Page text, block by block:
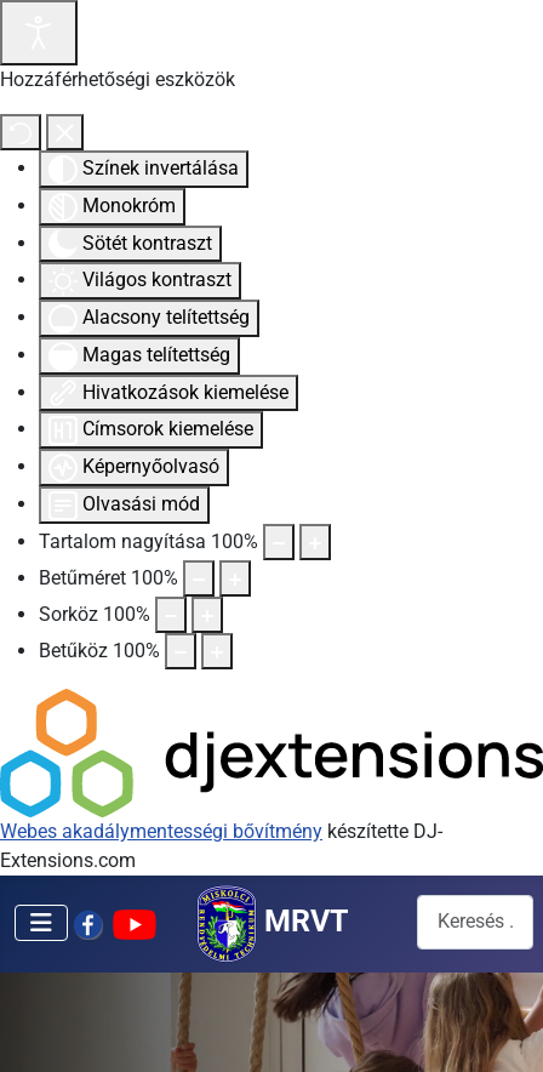
Hozzáférhetőségi eszközök
Színek invertálása
Monokróm
Sötét kontraszt
Világos kontraszt
Alacsony telítettség
Magas telítettség
Hivatkozások kiemelése
Címsorok kiemelése
Képernyőolvasó
Olvasási mód
Tartalom nagyítása 100%
Betűméret 100%
Sorköz 100%
Betűköz 100%
Webes akadálymentességi bővítmény készítette DJ-
Extensions.com
MRVT Keresés...